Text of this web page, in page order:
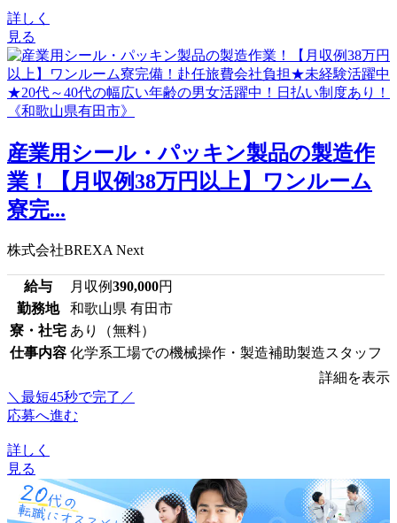
詳しく
見る
産業用シール・パッキン製品の製造作
業！【月収例38万円以上】ワンルーム
寮完...
株式会社BREXA Next
給与 月収例390,000円
勤務地
和歌山県 有田市
寮・社宅 あり（無料）
仕事内容 化学系工場での機械操作・製造補助製造スタッフ
詳細を表示
＼最短45秒で完了／
応募へ進む
詳しく
見る